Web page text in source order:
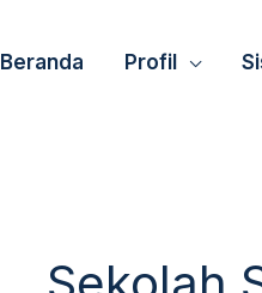
Beranda Profil